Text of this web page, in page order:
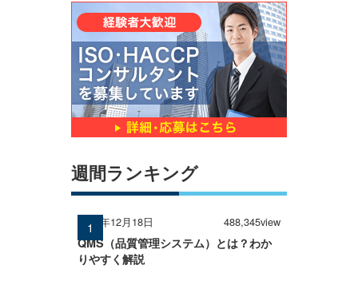
週間ランキング
2024年12月18日 488,345view
QMS（品質管理システム）とは？わか
りやすく解説